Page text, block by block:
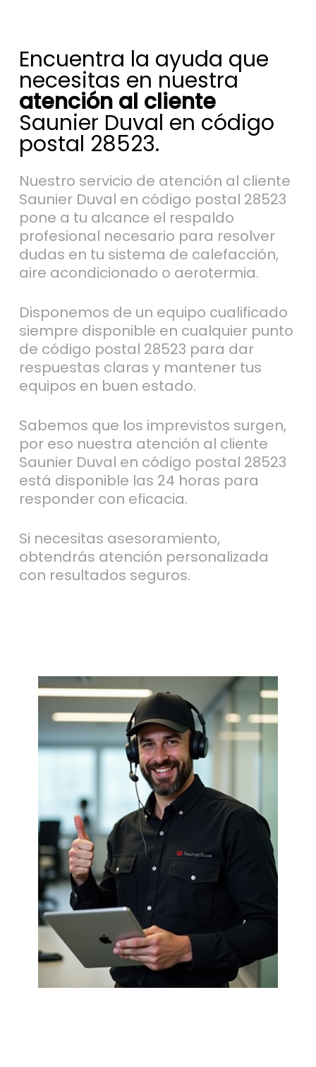
Encuentra la ayuda que
necesitas en nuestra
atención al cliente
Saunier Duval en código
postal 28523.
Nuestro servicio de atención al cliente
Saunier Duval en código postal 28523
pone a tu alcance el respaldo
profesional necesario para resolver
dudas en tu sistema de calefacción,
aire acondicionado o aerotermia.
Disponemos de un equipo cualificado
siempre disponible en cualquier punto
de código postal 28523 para dar
respuestas claras y mantener tus
equipos en buen estado.
Sabemos que los imprevistos surgen,
por eso nuestra atención al cliente
Saunier Duval en código postal 28523
está disponible las 24 horas para
responder con eficacia.
Si necesitas asesoramiento,
obtendrás atención personalizada
con resultados seguros.